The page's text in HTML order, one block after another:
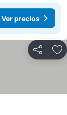
Ver precios
Compartir